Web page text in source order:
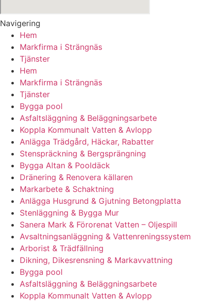
Navigering
Hem
Markfirma i Strängnäs
Tjänster
Hem
Markfirma i Strängnäs
Tjänster
Bygga pool
Asfaltsläggning & Beläggningsarbete
Koppla Kommunalt Vatten & Avlopp
Anlägga Trädgård, Häckar, Rabatter
Stenspräckning & Bergsprängning
Bygga Altan & Pooldäck
Dränering & Renovera källaren
Markarbete & Schaktning
Anlägga Husgrund & Gjutning Betongplatta
Stenläggning & Bygga Mur
Sanera Mark & Förorenat Vatten – Oljespill
Avsaltningsanläggning & Vattenreningssystem
Arborist & Trädfällning
Dikning, Dikesrensning & Markavvattning
Bygga pool
Asfaltsläggning & Beläggningsarbete
Koppla Kommunalt Vatten & Avlopp